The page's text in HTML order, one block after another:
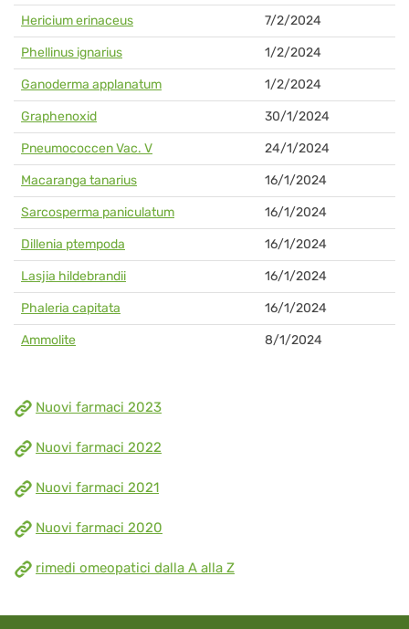
Hericium erinaceus 7/2/2024
Phellinus ignarius 1/2/2024
Ganoderma applanatum 1/2/2024
Graphenoxid 30/1/2024
Pneumococcen Vac. V 24/1/2024
Macaranga tanarius 16/1/2024
Sarcosperma paniculatum 16/1/2024
Dillenia ptempoda 16/1/2024
Lasjia hildebrandii 16/1/2024
Phaleria capitata 16/1/2024
Ammolite 8/1/2024
Nuovi farmaci 2023
Nuovi farmaci 2022
Nuovi farmaci 2021
Nuovi farmaci 2020
rimedi omeopatici dalla A alla Z